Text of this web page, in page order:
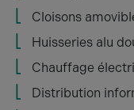
Cloisons
Huisseries alu
Chauffage
Distribution